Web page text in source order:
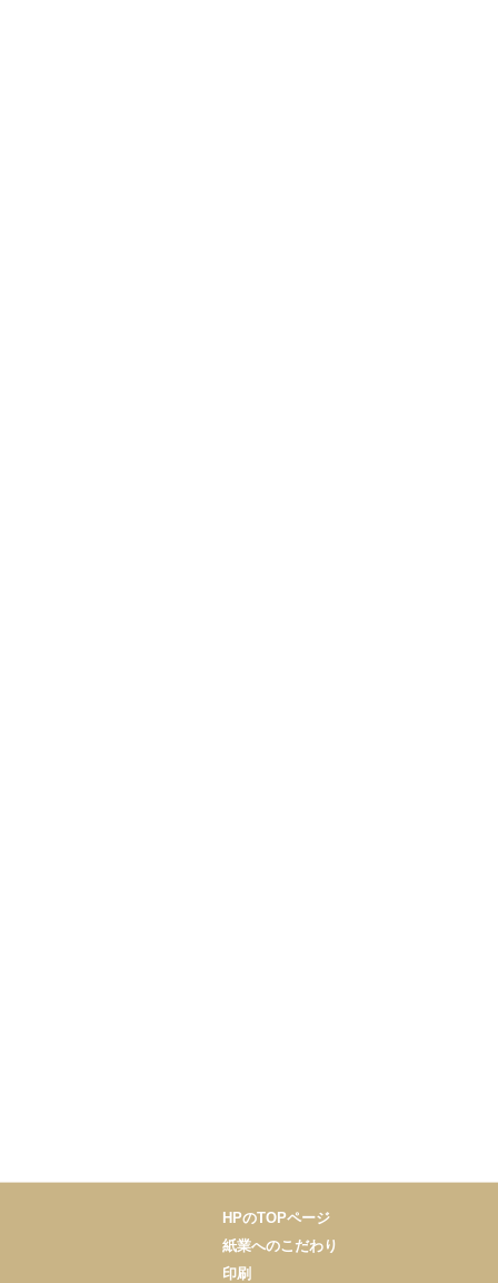
HPのTOPページ
紙業へのこだわり
印刷